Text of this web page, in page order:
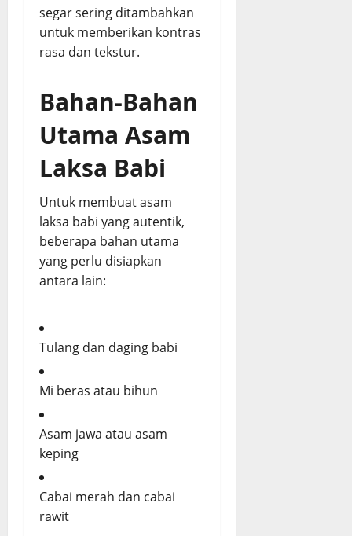
segar sering ditambahkan
untuk memberikan kontras
rasa dan tekstur.
Bahan-Bahan
Utama Asam
Laksa Babi
Untuk membuat asam
laksa babi yang autentik,
beberapa bahan utama
yang perlu disiapkan
antara lain:
Tulang dan daging babi
Mi beras atau bihun
Asam jawa atau asam
keping
Cabai merah dan cabai
rawit